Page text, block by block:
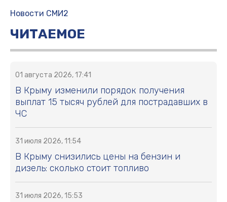
Новости СМИ2
ЧИТАЕМОЕ
01 августа 2026, 17:41
В Крыму изменили порядок получения
выплат 15 тысяч рублей для пострадавших в
ЧС
31 июля 2026, 11:54
В Крыму снизились цены на бензин и
дизель: сколько стоит топливо
31 июля 2026, 15:53